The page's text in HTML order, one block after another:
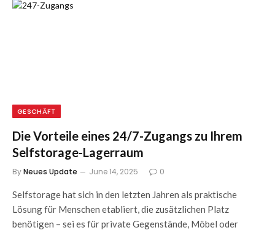
GESCHÄFT
Die Vorteile eines 24/7-Zugangs zu Ihrem
Selfstorage-Lagerraum
ByNeues Update June 14, 2025 0
Selfstorage hat sich in den letzten Jahren als praktische
Lösung für Menschen etabliert, die zusätzlichen Platz
benötigen – sei es für private Gegenstände, Möbel oder